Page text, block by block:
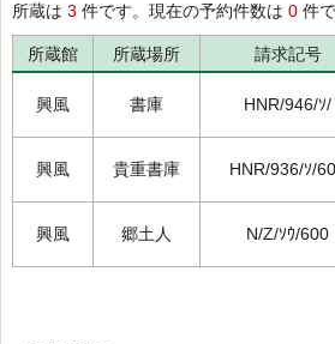
所蔵は 3 件です。現在の予約件数は 0 件で
所蔵館 所蔵場所 請求記号
興風 書庫 HNR/946/ｿ/
興風 貴重書庫 HNR/936/ｿ/
興風 郷土人 N/Z/ｿｳ/600